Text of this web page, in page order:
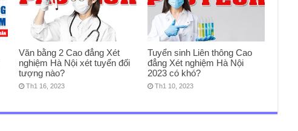
Văn bằng 2 Cao đẳng Xét
nghiệm Hà Nội xét tuyển đối
tượng nào?
Th1 16, 2023
Tuyển sinh Liên thông Cao
đẳng Xét nghiệm Hà Nội
2023 có khó?
Th1 10, 2023